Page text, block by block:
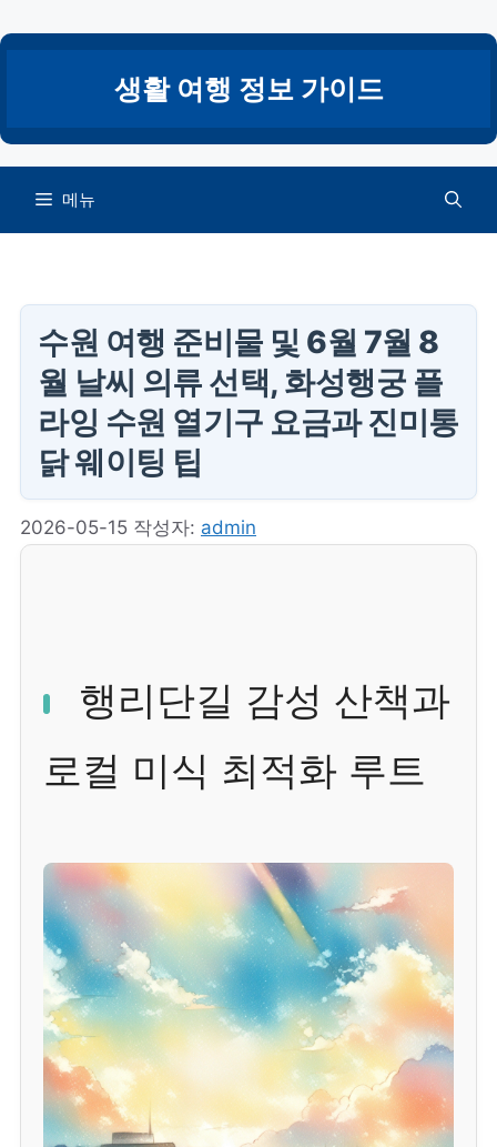
텐
건
너
생활 여행 정보 가이드
메뉴
수원 여행 준비물 및 6월 7월 8
월 날씨 의류 선택, 화성행궁 플
라잉 수원 열기구 요금과 진미통
닭 웨이팅 팁
2026-05-15 작성자: admin
행리단길 감성 산책과
로컬 미식 최적화 루트